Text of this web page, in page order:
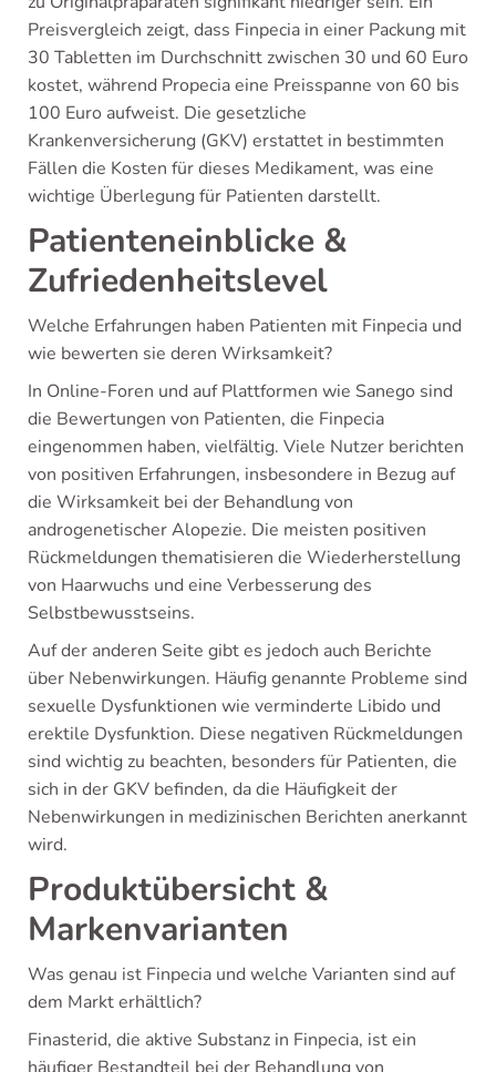
Preisvergleich zeigt, dass Finpecia in einer Packung mit
30 Tabletten im Durchschnitt zwischen 30 und 60 Euro
kostet, während Propecia eine Preisspanne von 60 bis
100 Euro aufweist. Die gesetzliche
Krankenversicherung (GKV) erstattet in bestimmten
Fällen die Kosten für dieses Medikament, was eine
wichtige Überlegung für Patienten darstellt.
Patienteneinblicke &
Zufriedenheitslevel
Welche Erfahrungen haben Patienten mit Finpecia und
wie bewerten sie deren Wirksamkeit?
In Online-Foren und auf Plattformen wie Sanego sind
die Bewertungen von Patienten, die Finpecia
eingenommen haben, vielfältig. Viele Nutzer berichten
von positiven Erfahrungen, insbesondere in Bezug auf
die Wirksamkeit bei der Behandlung von
androgenetischer Alopezie. Die meisten positiven
Rückmeldungen thematisieren die Wiederherstellung
von Haarwuchs und eine Verbesserung des
Selbstbewusstseins.
Auf der anderen Seite gibt es jedoch auch Berichte
über Nebenwirkungen. Häufig genannte Probleme sind
sexuelle Dysfunktionen wie verminderte Libido und
erektile Dysfunktion. Diese negativen Rückmeldungen
sind wichtig zu beachten, besonders für Patienten, die
sich in der GKV befinden, da die Häufigkeit der
Nebenwirkungen in medizinischen Berichten anerkannt
wird.
Produktübersicht &
Markenvarianten
Was genau ist Finpecia und welche Varianten sind auf
dem Markt erhältlich?
Finasterid, die aktive Substanz in Finpecia, ist ein